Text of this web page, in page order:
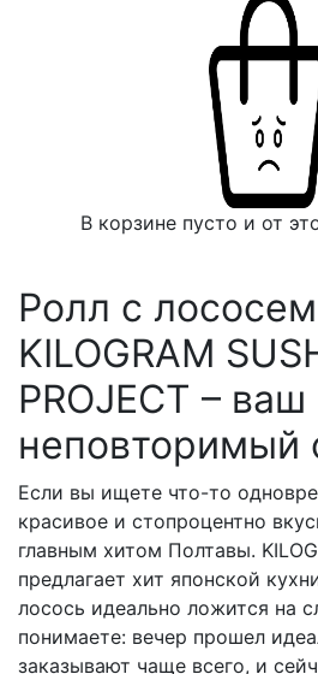
В корзине пусто и от
Ролл с
KILOGRAM
PROJECT – ваш
неповторимый
Если вы ищете что-то
красивое и стопроцентно
главным хитом Полтавы.
предлагает хит японской
лосось идеально ложится на
понимаете: вечер прошел
заказывают чаще всего, и